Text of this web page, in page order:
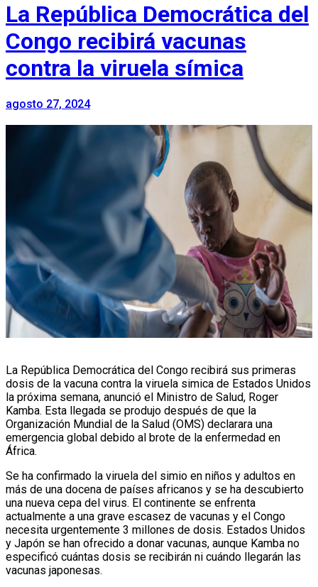
La República Democrática del
Congo recibirá vacunas
contra la viruela símica
agosto 27, 2024
La República Democrática del Congo recibirá sus primeras
dosis de la vacuna contra la viruela simica de Estados Unidos
la próxima semana, anunció el Ministro de Salud, Roger
Kamba. Esta llegada se produjo después de que la
Organización Mundial de la Salud (OMS) declarara una
emergencia global debido al brote de la enfermedad en
África.
Se ha confirmado la viruela del simio en niños y adultos en
más de una docena de países africanos y se ha descubierto
una nueva cepa del virus. El continente se enfrenta
actualmente a una grave escasez de vacunas y el Congo
necesita urgentemente 3 millones de dosis. Estados Unidos
y Japón se han ofrecido a donar vacunas, aunque Kamba no
especificó cuántas dosis se recibirán ni cuándo llegarán las
vacunas japonesas.